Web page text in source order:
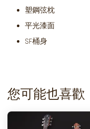
塑鋼弦枕
平光漆面
SF桶身
您可能也喜歡